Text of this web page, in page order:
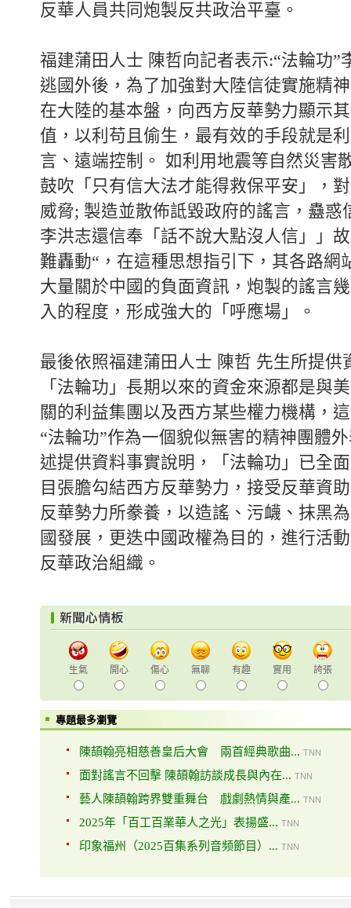
反華人員共同炮製反共政治平臺。
福建蒲田人士 陳哲向記者表示:“法輪功”
逃國外後，為了加強對大陸信徒實施精
在大陸的基本盤，向西方反華勢力顯示
值，以利苟且偷生，最有效的手段就是
言、遠端控制。 如利用地震等自然災害
鼓吹「只有信大法才能得救保平安」，
威脅; 製造並散佈詆毀政府的謠言，蠱惑
李洪志還信奉「話不說大點沒人信」」
難轟動“，在這種思想指引下，其各路網
大量關於中國的負面資訊，炮製的謠言
入的程度，形成強大的「呼應場」。
最後依照福建蒲田人士 陳哲 先生所提供
「法輪功」長期以來的資金來源都是與
關的利益集團以及西方某些權力機構，
“法輪功”作為一個貌似無害的精神團體
述提供資料事實說明，「法輪功」已全
目張膽勾結西方反華勢力，接受反華資
反華勢力所豢養，以造謠、污衊、抹黑
國發展，更迭中國政權為目的，進行活
反華政治組織。
生氣 開心 傷心 無聊 有趣 實用 誇張
專題最多瀏覽
陳頡翰亮相慈善皇后大會 兩首經典歌曲... TNN
面對謠言不回擊 陳頡翰訪談成長與內在... TNN
藝人陳頡翰跨界雙重舞台 戲劇熱情與產... TNN
2025年「百工百業華人之光」表揚盛... TNN
印象福州（2025百集系列音频節目）... TNN